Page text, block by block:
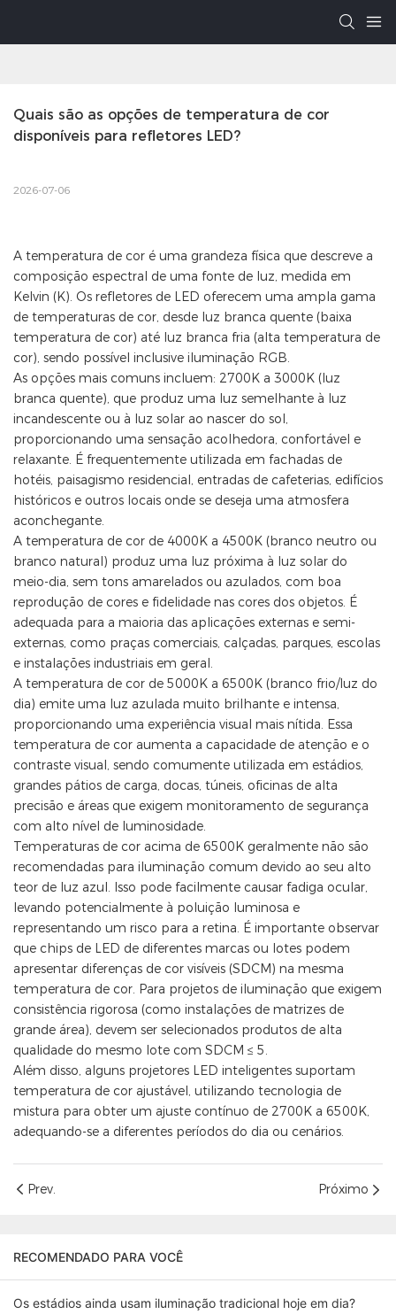
Quais são as opções de temperatura de cor
disponíveis para refletores LED?
2026-07-06
A temperatura de cor é uma grandeza física que descreve a
composição espectral de uma fonte de luz, medida em
Kelvin (K). Os refletores de LED oferecem uma ampla gama
de temperaturas de cor, desde luz branca quente (baixa
temperatura de cor) até luz branca fria (alta temperatura de
cor), sendo possível inclusive iluminação RGB.
As opções mais comuns incluem: 2700K a 3000K (luz
branca quente), que produz uma luz semelhante à luz
incandescente ou à luz solar ao nascer do sol,
proporcionando uma sensação acolhedora, confortável e
relaxante. É frequentemente utilizada em fachadas de
hotéis, paisagismo residencial, entradas de cafeterias, edifícios
históricos e outros locais onde se deseja uma atmosfera
aconchegante.
A temperatura de cor de 4000K a 4500K (branco neutro ou
branco natural) produz uma luz próxima à luz solar do
meio-dia, sem tons amarelados ou azulados, com boa
reprodução de cores e fidelidade nas cores dos objetos. É
adequada para a maioria das aplicações externas e semi-
externas, como praças comerciais, calçadas, parques, escolas
e instalações industriais em geral.
A temperatura de cor de 5000K a 6500K (branco frio/luz do
dia) emite uma luz azulada muito brilhante e intensa,
proporcionando uma experiência visual mais nítida. Essa
temperatura de cor aumenta a capacidade de atenção e o
contraste visual, sendo comumente utilizada em estádios,
grandes pátios de carga, docas, túneis, oficinas de alta
precisão e áreas que exigem monitoramento de segurança
com alto nível de luminosidade.
Temperaturas de cor acima de 6500K geralmente não são
recomendadas para iluminação comum devido ao seu alto
teor de luz azul. Isso pode facilmente causar fadiga ocular,
levando potencialmente à poluição luminosa e
representando um risco para a retina. É importante observar
que chips de LED de diferentes marcas ou lotes podem
apresentar diferenças de cor visíveis (SDCM) na mesma
temperatura de cor. Para projetos de iluminação que exigem
consistência rigorosa (como instalações de matrizes de
grande área), devem ser selecionados produtos de alta
qualidade do mesmo lote com SDCM ≤ 5.
Além disso, alguns projetores LED inteligentes suportam
temperatura de cor ajustável, utilizando tecnologia de
mistura para obter um ajuste contínuo de 2700K a 6500K,
adequando-se a diferentes períodos do dia ou cenários.
Prev. Próximo
RECOMENDADO PARA VOCÊ
Os estádios ainda usam iluminação tradicional hoje em dia?